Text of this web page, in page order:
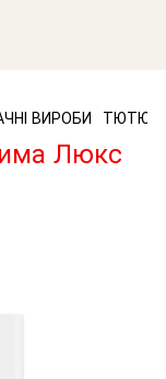
ВИРОБИ ТЮТЮН
Люкс